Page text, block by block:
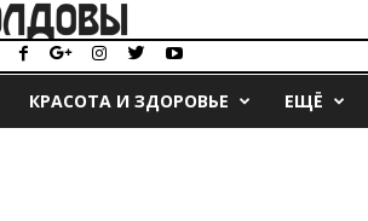
КРАСОТА И ЗДОРОВЬЕ ЕЩЁ